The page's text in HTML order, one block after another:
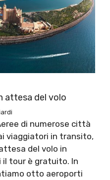
attesa del volo
di numerose città
viaggiatori in transito,
del volo in
il tour è gratuito. In
otto aeroporti